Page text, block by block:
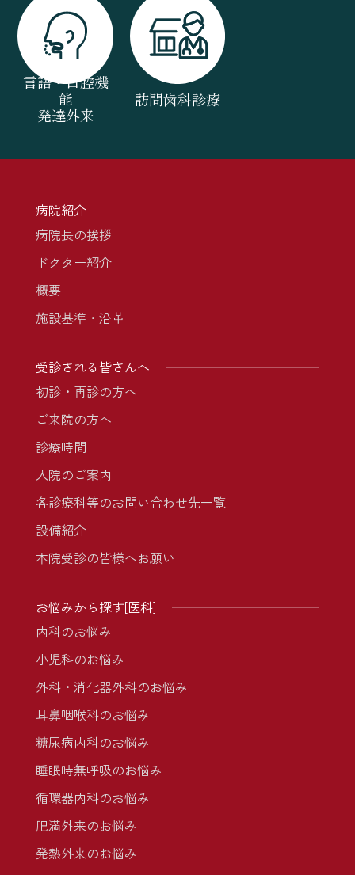
言語・口腔機
能
発達外来
訪問歯科診療
病院紹介
病院長の挨拶
ドクター紹介
概要
施設基準・沿革
受診される皆さんへ
初診・再診の方へ
ご来院の方へ
診療時間
入院のご案内
各診療科等のお問い合わせ先一覧
設備紹介
本院受診の皆様へお願い
お悩みから探す[医科]
内科のお悩み
小児科のお悩み
外科・消化器外科のお悩み
耳鼻咽喉科のお悩み
糖尿病内科のお悩み
睡眠時無呼吸のお悩み
循環器内科のお悩み
肥満外来のお悩み
発熱外来のお悩み